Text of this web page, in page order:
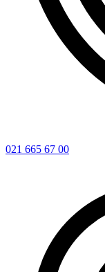
021 665 67 00